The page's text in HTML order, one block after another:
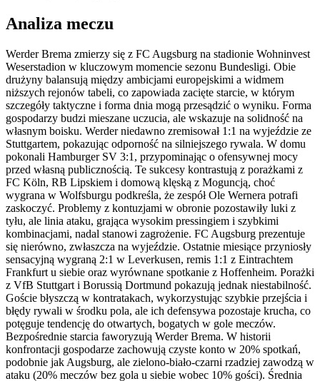
Analiza meczu
Werder Brema zmierzy się z FC Augsburg na stadionie Wohninvest
Weserstadion w kluczowym momencie sezonu Bundesligi. Obie
drużyny balansują między ambicjami europejskimi a widmem
niższych rejonów tabeli, co zapowiada zacięte starcie, w którym
szczegóły taktyczne i forma dnia mogą przesądzić o wyniku. Forma
gospodarzy budzi mieszane uczucia, ale wskazuje na solidność na
własnym boisku. Werder niedawno zremisował 1:1 na wyjeździe ze
Stuttgartem, pokazując odporność na silniejszego rywala. W domu
pokonali Hamburger SV 3:1, przypominając o ofensywnej mocy
przed własną publicznością. Te sukcesy kontrastują z porażkami z
FC Köln, RB Lipskiem i domową klęską z Moguncją, choć
wygrana w Wolfsburgu podkreśla, że zespół Ole Wernera potrafi
zaskoczyć. Problemy z kontuzjami w obronie pozostawiły luki z
tyłu, ale linia ataku, grająca wysokim pressingiem i szybkimi
kombinacjami, nadal stanowi zagrożenie. FC Augsburg prezentuje
się nierówno, zwłaszcza na wyjeździe. Ostatnie miesiące przyniosły
sensacyjną wygraną 2:1 w Leverkusen, remis 1:1 z Eintrachtem
Frankfurt u siebie oraz wyrównane spotkanie z Hoffenheim. Porażki
z VfB Stuttgart i Borussią Dortmund pokazują jednak niestabilność.
Goście błyszczą w kontratakach, wykorzystując szybkie przejścia i
błędy rywali w środku pola, ale ich defensywa pozostaje krucha, co
potęguje tendencję do otwartych, bogatych w gole meczów.
Bezpośrednie starcia faworyzują Werder Brema. W historii
konfrontacji gospodarze zachowują czyste konto w 20% spotkań,
podobnie jak Augsburg, ale zielono-biało-czarni rzadziej zawodzą w
ataku (20% meczów bez gola u siebie wobec 10% gości). Średnia